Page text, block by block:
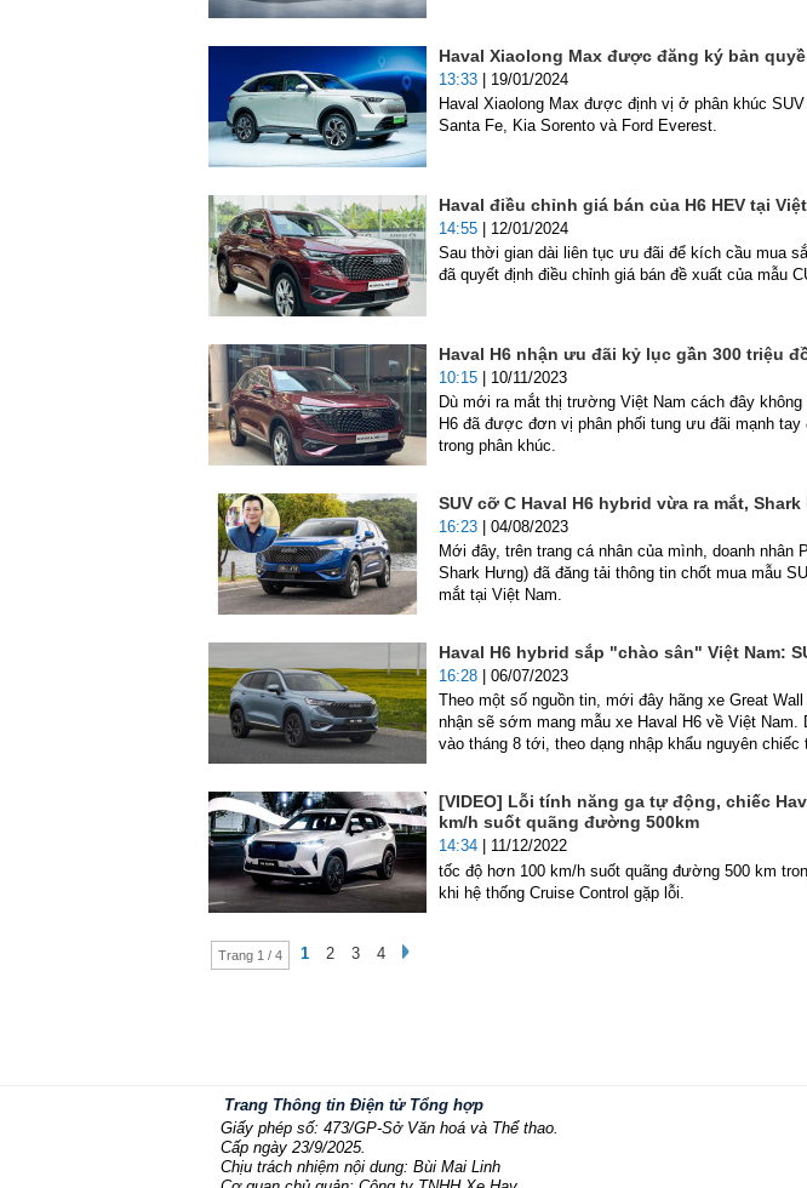
Haval Xiaolong Max được đăng ký bản
13:33 | 19/01/2024
Haval Xiaolong Max được định vị ở phân khúc
Santa Fe, Kia Sorento và Ford Everest.
Haval điều chỉnh giá bán của H6 HEV tại
14:55 | 12/01/2024
Sau thời gian dài liên tục ưu đãi để kích cầu mua
đã quyết định điều chỉnh giá bán đề xuất của mẫu
Haval H6 nhận ưu đãi kỷ lục gần 300 triệu
10:15 | 10/11/2023
Dù mới ra mắt thị trường Việt Nam cách đây
H6 đã được đơn vị phân phối tung ưu đãi mạnh
trong phân khúc.
SUV cỡ C Haval H6 hybrid vừa ra mắt,
16:23 | 04/08/2023
Mới đây, trên trang cá nhân của mình, doanh nhân
Shark Hưng) đã đăng tải thông tin chốt mua mẫu
mắt tại Việt Nam.
Haval H6 hybrid sắp "chào sân" Việt Nam:
16:28 | 06/07/2023
Theo một số nguồn tin, mới đây hãng xe Great
nhận sẽ sớm mang mẫu xe Haval H6 về Việt
vào tháng 8 tới, theo dạng nhập khẩu nguyên chiếc
[VIDEO] Lỗi tính năng ga tự động, chiếc
km/h suốt quãng đường 500km
14:34 | 11/12/2022
tốc độ hơn 100 km/h suốt quãng đường 500 km
khi hệ thống Cruise Control gặp lỗi.
Trang 1 / 4 1 2 3 4
Trang Thông tin Điện tử Tổng hợp
Giấy phép số: 473/GP-Sở Văn hoá và Thể thao.
Cấp ngày 23/9/2025.
Chịu trách nhiệm nội dung: Bùi Mai Linh